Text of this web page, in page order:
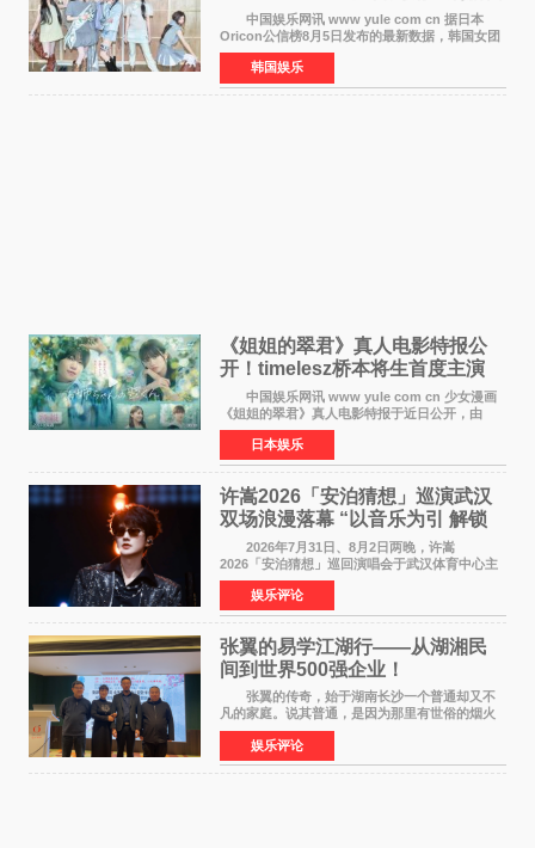
身纪录
中国娱乐网讯 www yule com cn 据日本
Oricon公信榜8月5日发布的最新数据，韩国女团
ILLIT在日本发行的第二张单曲《I Got Your
Back》首周销量达到71,009张，成功跻身最新一
期周单曲排行
韩国娱乐
《姐姐的翠君》真人电影特报公
开！timelesz桥本将生首度主演
12月4日上映
中国娱乐网讯 www yule com cn 少女漫画
《姐姐的翠君》真人电影特报于近日公开，由
timelesz成员桥本将生担任主演，这也是他首次
担任电影主演，引发高度关注。 女高中生咲
苗翠（中岛瑠菜
日本娱乐
许嵩2026「安泊猜想」巡演武汉
双场浪漫落幕 “以音乐为引 解锁
江城记忆”
2026年7月31日、8月2日两晚，许嵩
2026「安泊猜想」巡回演唱会于武汉体育中心主
体育场盛大开唱。许嵩与数万歌迷在此相聚，从
浪漫惬意的舞台设计到充满诚意与惊喜的现场互
动，共同开启了一场关于
娱乐评论
张翼的易学江湖行——从湖湘民
间到世界500强企业！
张翼的传奇，始于湖南长沙一个普通却又不
凡的家庭。说其普通，是因为那里有世俗的烟火
气；说其不凡，是因为家中有一位洞悉天地玄机
的长者——他的爷爷。作为当地的风水师，爷爷
是张翼走进易学
娱乐评论